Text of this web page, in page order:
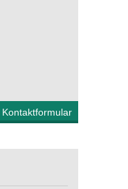
Kontaktformular